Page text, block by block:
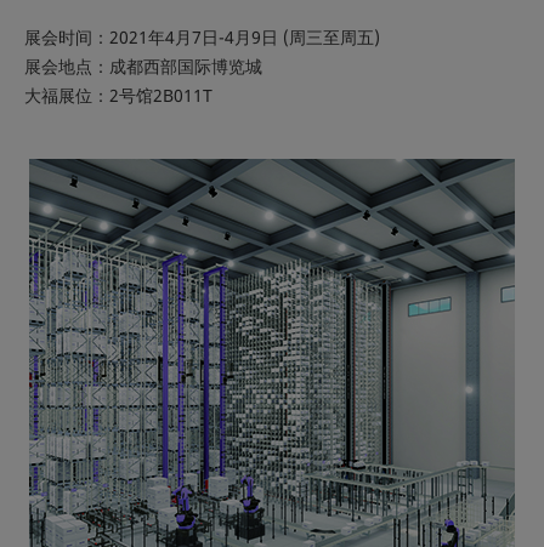
展会时间：2021年4月7日-4月9日 (周三至周五)
展会地点：成都西部国际博览城
大福展位：2号馆2B011T